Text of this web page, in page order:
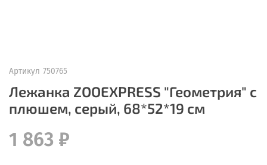
Артикул 750765
Лежанка ZOOEXPRESS "Геометрия" с
плюшем, серый, 68*52*19 см
1 863 ₽